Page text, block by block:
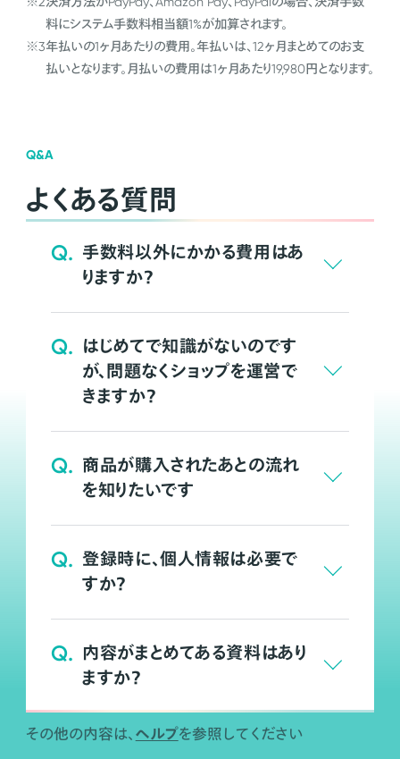
料にシステム手数料相当額1%が加算されます。
※3年払いの1ヶ月あたりの費用。年払いは、12ヶ月まとめてのお支
払いとなります。月払いの費用は1ヶ月あたり19,980円となります。
Q&A
よくある質問
Q. 手数料以外にかかる費用はあ
りますか？
Q. はじめてで知識がないのです
が、問題なくショップを運営で
きますか？
Q. 商品が購入されたあとの流れ
を知りたいです
Q. 登録時に、個人情報は必要で
すか？
Q. 内容がまとめてある資料はあり
ますか？
その他の内容は、 ヘルプを参照してください